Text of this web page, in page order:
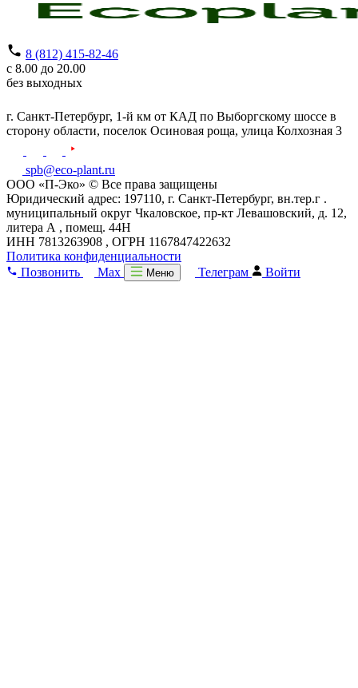
8 (812) 415-82-46
с 8.00 до 20.00
без выходных
г. Санкт-Петербург, 1-й км от КАД по Выборгскому шоссе в
сторону области, поселок Осиновая роща, улица Колхозная 3
spb@eco-plant.ru
ООО «П-Эко» © Все права защищены
Юридический адрес: 197110, г. Санкт-Петербург, вн.тер.г .
муниципальный округ Чкаловское, пр-кт Левашовский, д. 12,
литера А , помещ. 44Н
ИНН 7813263908 , ОГРН 1167847422632
Политика конфиденциальности
Позвонить
Max Меню Телеграм Войти